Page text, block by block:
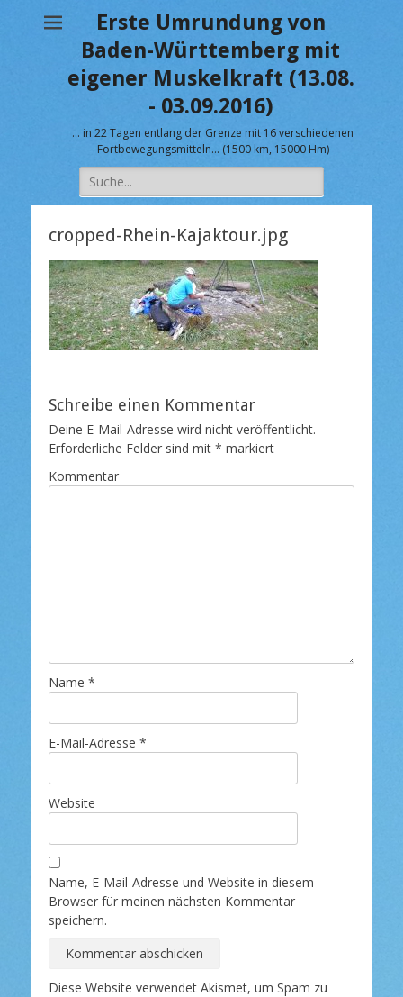
Erste Umrundung von
Baden-Württemberg mit
eigener Muskelkraft (13.08.
- 03.09.2016)
… in 22 Tagen entlang der Grenze mit 16 verschiedenen
Fortbewegungsmitteln… (1500 km, 15000 Hm)
Suche
nach:
cropped-Rhein-Kajaktour.jpg
Schreibe einen Kommentar
Deine E-Mail-Adresse wird nicht veröffentlicht.
Erforderliche Felder sind mit * markiert
Kommentar
Name *
E-Mail-Adresse *
Website
Name, E-Mail-Adresse und Website in diesem
Browser für meinen nächsten Kommentar
speichern.
Diese Website verwendet Akismet, um Spam zu